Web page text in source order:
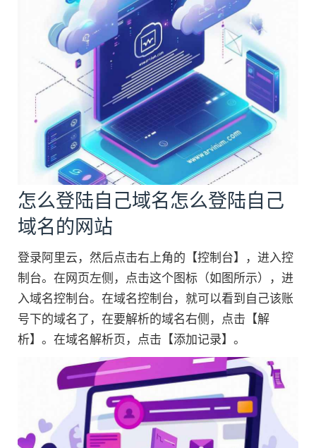
怎么登陆自己域名怎么登陆自己
域名的网站
登录阿里云，然后点击右上角的【控制台】，进入控
制台。在网页左侧，点击这个图标（如图所示），进
入域名控制台。在域名控制台，就可以看到自己该账
号下的域名了，在要解析的域名右侧，点击【解
析】。在域名解析页，点击【添加记录】。